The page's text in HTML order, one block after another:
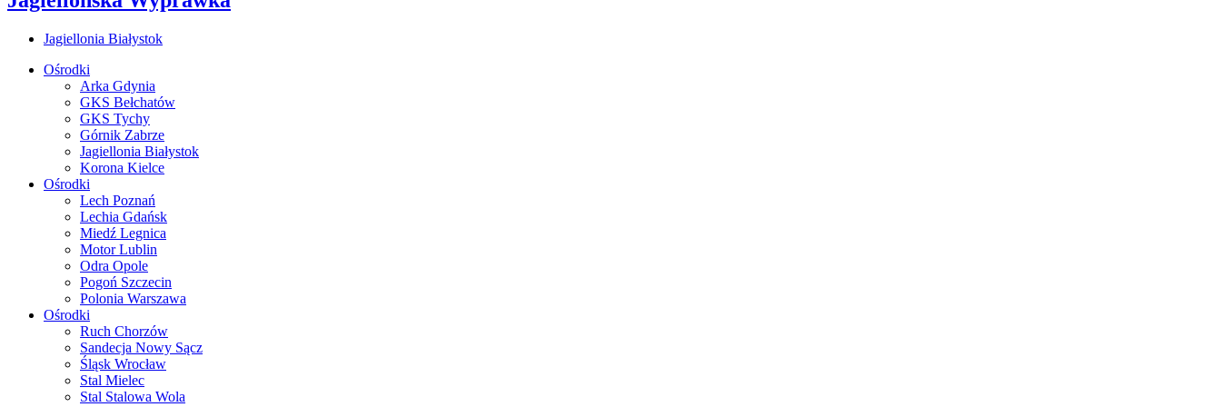
Jagiellonia Białystok
Ośrodki
Arka Gdynia
GKS Bełchatów
GKS Tychy
Górnik Zabrze
Jagiellonia Białystok
Korona Kielce
Ośrodki
Lech Poznań
Lechia Gdańsk
Miedź Legnica
Motor Lublin
Odra Opole
Pogoń Szczecin
Polonia Warszawa
Ośrodki
Ruch Chorzów
Sandecja Nowy Sącz
Śląsk Wrocław
Stal Mielec
Stal Stalowa Wola